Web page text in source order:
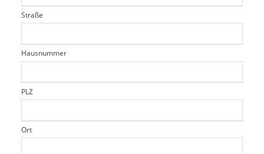
t
r
l
d
t
f
d
i
c
t
f
e
d
Straße
Hausnummer
PLZ
Ort